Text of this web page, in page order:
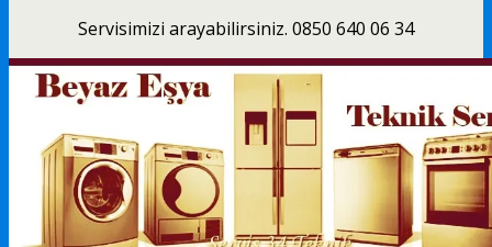
Servisimizi arayabilirsiniz. 0850 640 06 34